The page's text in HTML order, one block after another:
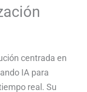
centrada en
IA para
real. Su